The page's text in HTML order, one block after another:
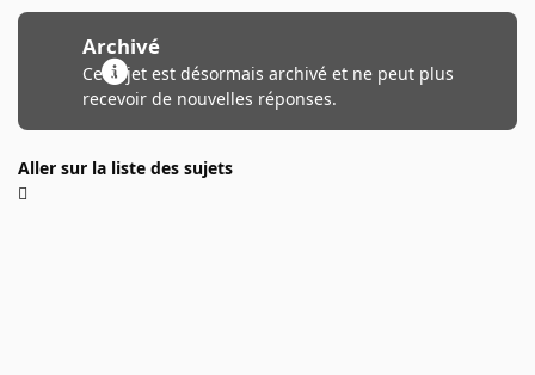
Archivé
Ce sujet est désormais archivé et ne peut plus
recevoir de nouvelles réponses.
Aller sur la liste des sujets